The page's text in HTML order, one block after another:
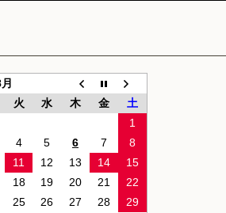
火 水 木 金
土
1
4 5 6 7
8
11 12 13 14
15
18 19 20 21
22
25 26 27 28
29